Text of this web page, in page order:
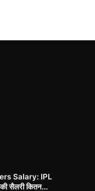
Salary: IPL
सैलरी कितन...